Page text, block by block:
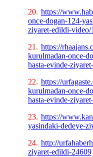
20. https://
once-dogan-124-
ziyaret-edildi-video/
21. https://
kurulmadan-once-
hasta-evinde-
22. https://
kurulmadan-once-
hasta-evinde-
23. https://
yasindaki-dedeye-
24. http://
ziyaret-edildi-24609